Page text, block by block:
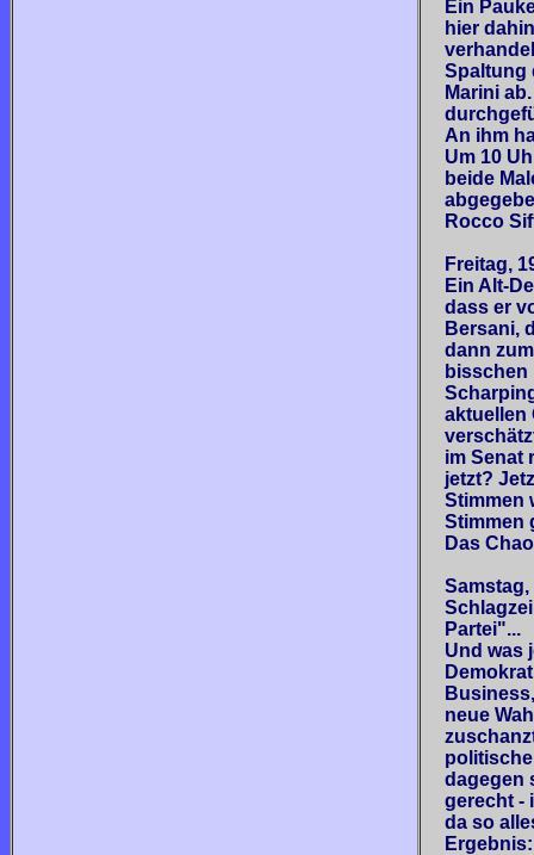
Ein
hier
Spaltung
Marini
An ihm
Um 10
beide
Rocco
Freitag,
Ein Alt-
dass er
Bersani,
dann
bisschen
aktuellen
im Senat
jetzt?
Stimmen
Stimmen
Das
Samstag,
Partei"...
Und was
neue
dagegen
gerecht -
da so